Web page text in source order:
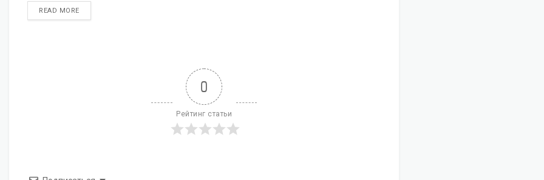
READ MOREDETAILS
0
Рейтинг статьи